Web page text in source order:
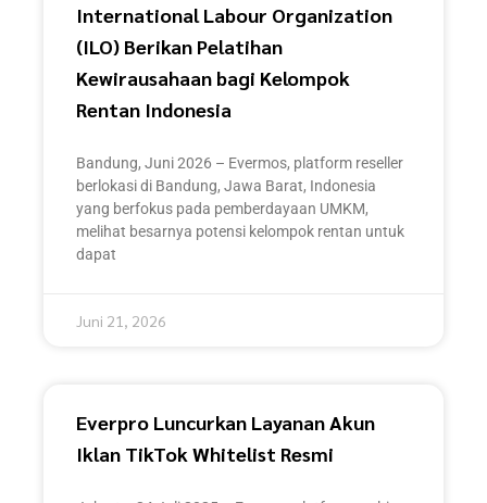
International Labour Organization
(ILO) Berikan Pelatihan
Kewirausahaan bagi Kelompok
Rentan Indonesia
Bandung, Juni 2026 – Evermos, platform reseller
berlokasi di Bandung, Jawa Barat, Indonesia
yang berfokus pada pemberdayaan UMKM,
melihat besarnya potensi kelompok rentan untuk
dapat
Juni 21, 2026
Everpro Luncurkan Layanan Akun
Iklan TikTok Whitelist Resmi